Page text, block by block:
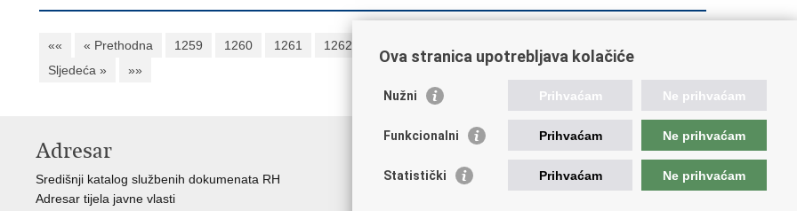
«« « Prethodna 1259 1260 1261 1262
Sljedeća »
»»
Adresar
Središnji katalog službenih dokumenata RH
Adresar tijela javne vlasti
Korisne poveznice
Vlada RH
Ova stranica upotrebljava kolačiće
Nužni Prihvaćam Ne prihvaćam
Funkcionalni Prihvaćam Ne prihvaćam
Statistički Prihvaćam Ne prihvaćam